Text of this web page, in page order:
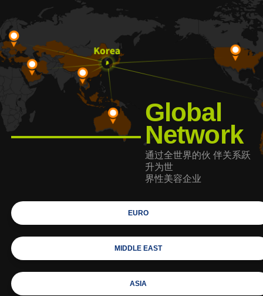
Global
Network
通过全世界的伙 伴关系跃
升为世
界性美容企业
EURO
MIDDLE EAST
ASIA